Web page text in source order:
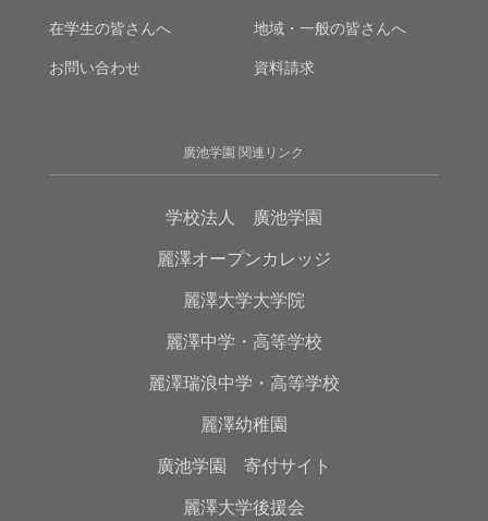
在学生の皆さんへ 地域・一般の皆さんへ
お問い合わせ 資料請求
廣池学園 関連リンク
学校法人 廣池学園
麗澤オープンカレッジ
麗澤大学大学院
麗澤中学・高等学校
麗澤瑞浪中学・高等学校
麗澤幼稚園
廣池学園 寄付サイト
麗澤大学後援会